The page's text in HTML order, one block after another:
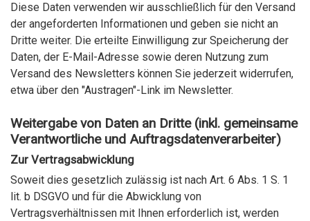
Diese Daten verwenden wir ausschließlich für den Versand
der angeforderten Informationen und geben sie nicht an
Dritte weiter. Die erteilte Einwilligung zur Speicherung der
Daten, der E-Mail-Adresse sowie deren Nutzung zum
Versand des Newsletters können Sie jederzeit widerrufen,
etwa über den "Austragen"-Link im Newsletter.
Weitergabe von Daten an Dritte (inkl. gemeinsame
Verantwortliche und Auftragsdatenverarbeiter)
Zur Vertragsabwicklung
Soweit dies gesetzlich zulässig ist nach Art. 6 Abs. 1 S. 1
lit. b DSGVO und für die Abwicklung von
Vertragsverhältnissen mit Ihnen erforderlich ist, werden